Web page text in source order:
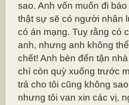
sao. Anh vốn muốn đi
thật sự sẽ có người nhân
có án mạng. Tuy rằng có
anh, nhưng anh không
chết! Anh bèn đến tận
chí còn quỳ xuống trước
trả cho tôi cũng không
nhưng tôi van xin các vị,